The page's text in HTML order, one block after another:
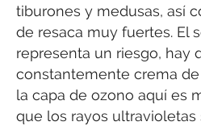
tiburones y medusas, así
de resaca muy fuertes. El
representa un riesgo, hay
constantemente crema
la capa de ozono aquí es
que los rayos